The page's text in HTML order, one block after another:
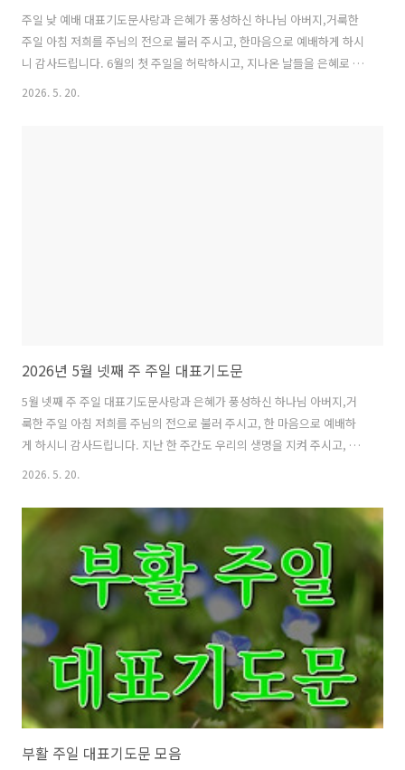
주일 낮 예배 대표기도문사랑과 은혜가 풍성하신 하나님 아버지,거룩한
주일 아침 저희를 주님의 전으로 불러 주시고, 한마음으로 예배하게 하시
니 감사드립니다. 6월의 첫 주일을 허락하시고, 지나온 날들을 은혜로 지
키시며 새로운 한 달을 믿음으로 시작하게 하시니 모든 영광과 찬송을 주
2026. 5. 20.
2026년 5월 넷째 주 주일 대표기도문
5월 넷째 주 주일 대표기도문사랑과 은혜가 풍성하신 하나님 아버지,거
룩한 주일 아침 저희를 주님의 전으로 불러 주시고, 한 마음으로 예배하
게 하시니 감사드립니다. 지난 한 주간도 우리의 생명을 지켜 주시고, 가
정과 일터와 삶의 자리마다 은혜로 동행하여 주신 주님을 찬양합니다. 계
의 영혼을 붙드시는 하나님의 선하심을 바라보게 하시니 감사합니다.주
님, 이 시간 저희의 마음을 주님 앞에 내려놓습니다. 입술로는 주님을 사
랑한다 하면서도 삶으로는 세상의 염려와 욕심에 흔들렸던 저희를 용서
하여 주옵소서. 감사보다 불평이 많았고, 사랑보다 판단이 앞섰으며, 기
도하기보다 걱정하며 살았던 연약함을 긍휼히 여겨 주옵소서. 십자가의
보혈로 저희를 씻어 주시..
2026. 5. 20.
부활 주일 대표기도문 모음